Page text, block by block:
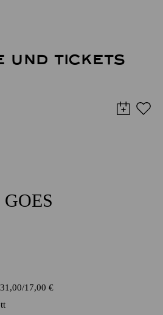
UND TICKETS
31,00 17,00 €